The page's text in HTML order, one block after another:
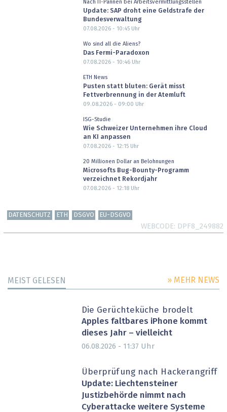
Nach IT-Pannen bei Arbeitsvermittlungsstellen
Update: SAP droht eine Geldstrafe der
Bundesverwaltung
07.08.2026 - 10:45Uhr
Wo sind all die Aliens?
Das Fermi-Paradoxon
07.08.2026 - 10:46Uhr
ETH News
Pusten statt bluten: Gerät misst
Fettverbrennung in der Atemluft
09.08.2026 - 09:00 Uhr
ISG-Studie
Wie Schweizer Unternehmen ihre Cloud
an KI anpassen
07.08.2026 - 12:15Uhr
20 Millionen Dollar an Belohnungen
Microsofts Bug-Bounty-Programm
verzeichnet Rekordjahr
07.08.2026 - 12:18Uhr
DATENSCHUTZ ETH DSGVO EU-DSGVO
WEBCODE DPF8_249882
MEIST GELESEN » MEHR NEWS
Die Gerüchteküche brodelt
Apples faltbares iPhone kommt
dieses Jahr – vielleicht
06.08.2026 - 11:37 Uhr
Überprüfung nach Hackerangriff
Update: Liechtensteiner
Justizbehörde nimmt nach
Cyberattacke weitere Systeme